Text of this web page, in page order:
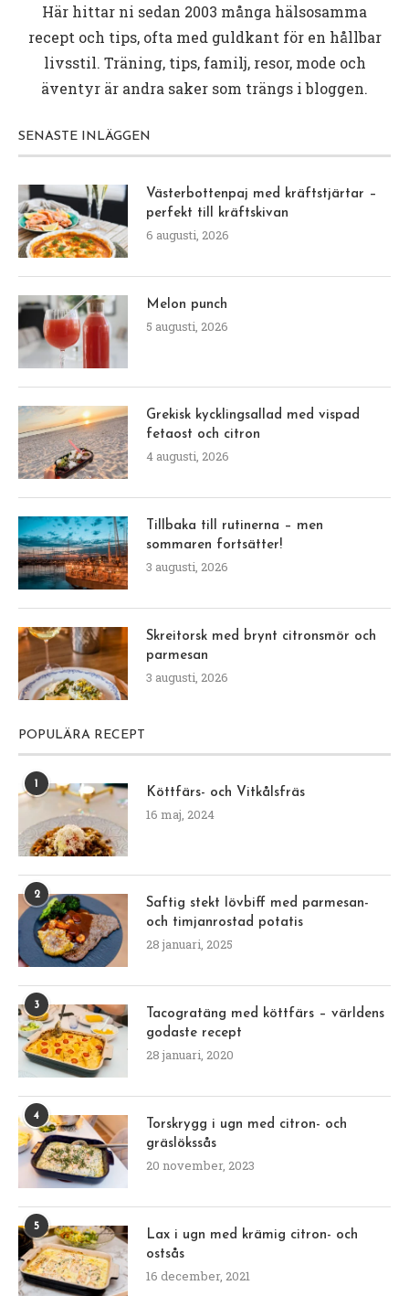
Här hittar ni sedan 2003 många hälsosamma
recept och tips, ofta med guldkant för en hållbar
livsstil. Träning, tips, familj, resor, mode och
äventyr är andra saker som trängs i bloggen.
SENASTE INLÄGGEN
Västerbottenpaj med kräftstjärtar –
perfekt till kräftskivan
6 augusti, 2026
Melon punch
5 augusti, 2026
Grekisk kycklingsallad med vispad
fetaost och citron
4 augusti, 2026
Tillbaka till rutinerna – men
sommaren fortsätter!
3 augusti, 2026
Skreitorsk med brynt citronsmör och
parmesan
3 augusti, 2026
POPULÄRA RECEPT
Köttfärs- och Vitkålsfräs
16 maj, 2024
2
Saftig stekt lövbiff med parmesan-
och timjanrostad potatis
28 januari, 2025
3
Tacogratäng med köttfärs – världens
godaste recept
28 januari, 2020
4
Torskrygg i ugn med citron- och
gräslökssås
20 november, 2023
5
Lax i ugn med krämig citron- och
ostsås
16 december, 2021